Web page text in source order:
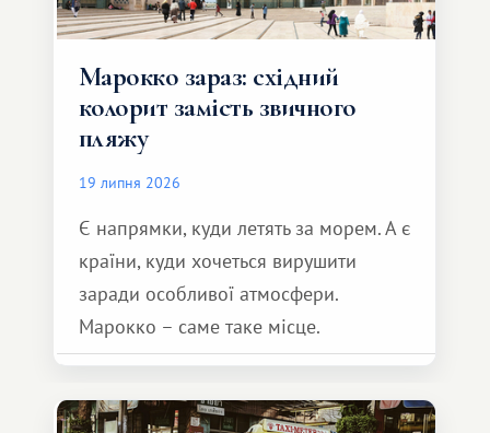
Марокко зараз: східний
колорит замість звичного
пляжу
19 липня 2026
Є напрямки, куди летять за морем. А є
країни, куди хочеться вирушити
заради особливої ​​атмосфери.
Марокко – саме таке місце.